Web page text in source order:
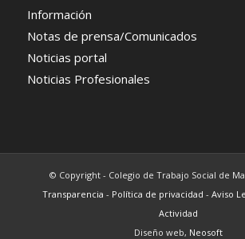
Información
Notas de prensa/Comunicados
Noticias portal
Noticias Profesionales
© Copyright - Colegio de Trabajo Social de
Transparencia - Política de privacidad - Aviso
Actividad
Diseño web, Neosoft